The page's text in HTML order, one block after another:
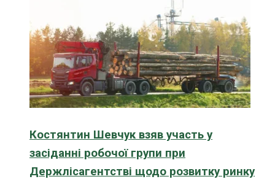
Костянтин Шевчук взяв участь у
засіданні робочої групи при
Держлісагентстві щодо розвитку ринку